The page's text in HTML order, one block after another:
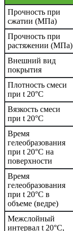
Прочность при
сжатии (МПа)
Прочность при
растяжении (МПа)
Внешний вид
покрытия
Плотность смеси
при t 20°C
Вязкость смеси
при t 20°С
Время
гелеобразования
при t 20°C на
поверхности
Время
гелеобразования
при t 20°C в
объеме (ведре)
Межслойный
интервал t 20°С,